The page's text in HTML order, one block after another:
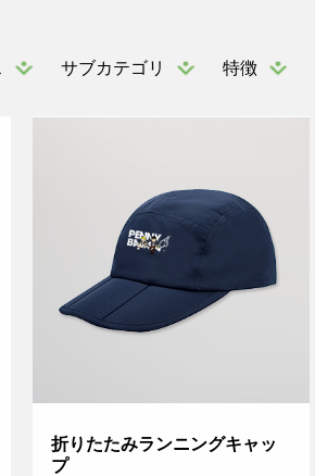
サブカテゴリ 特徴
折りたたみランニングキャッ
プ